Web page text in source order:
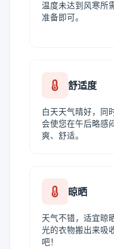
温度未达到风寒所
准备即可。
舒适度
白天天气晴好，同
会使您在午后略感
爽、舒适。
晾晒
天气不错，适宜晾
光的衣物搬出来吸
吧！